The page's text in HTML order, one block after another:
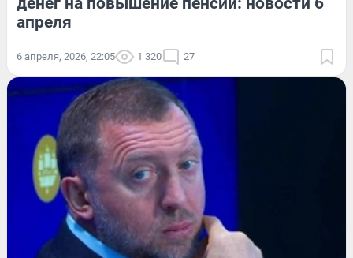
апреля
6 апреля, 2026, 22:05 1 320 27